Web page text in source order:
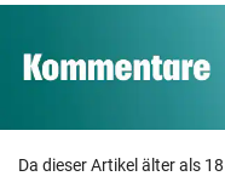
Da dieser Artikel älter als